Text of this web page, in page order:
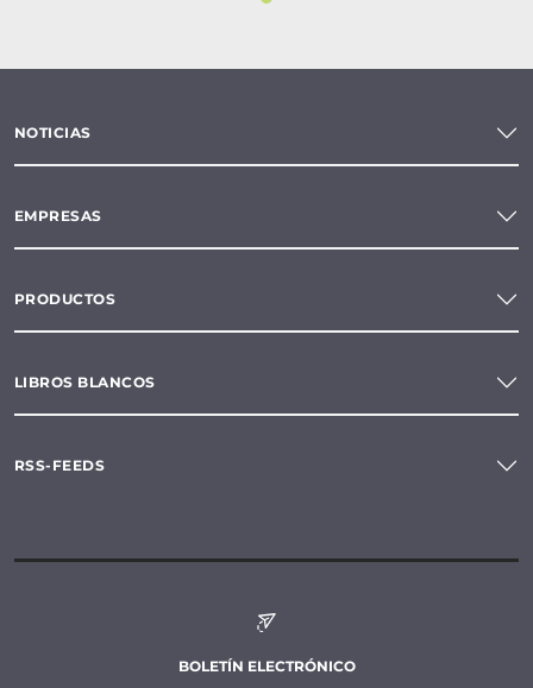
NOTICIAS
EMPRESAS
PRODUCTOS
LIBROS BLANCOS
RSS-FEEDS
BOLETÍN ELECTRÓNICO